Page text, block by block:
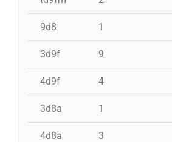
9d8 1
3d9f 9
4d9f 4
3d8a 1
4d8a 3